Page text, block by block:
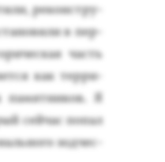
ре­конс­тру­
в пер­
часть
как тер­ри­
па­мят­ни­ков. Я
сей­час по­пал
зод­чес­